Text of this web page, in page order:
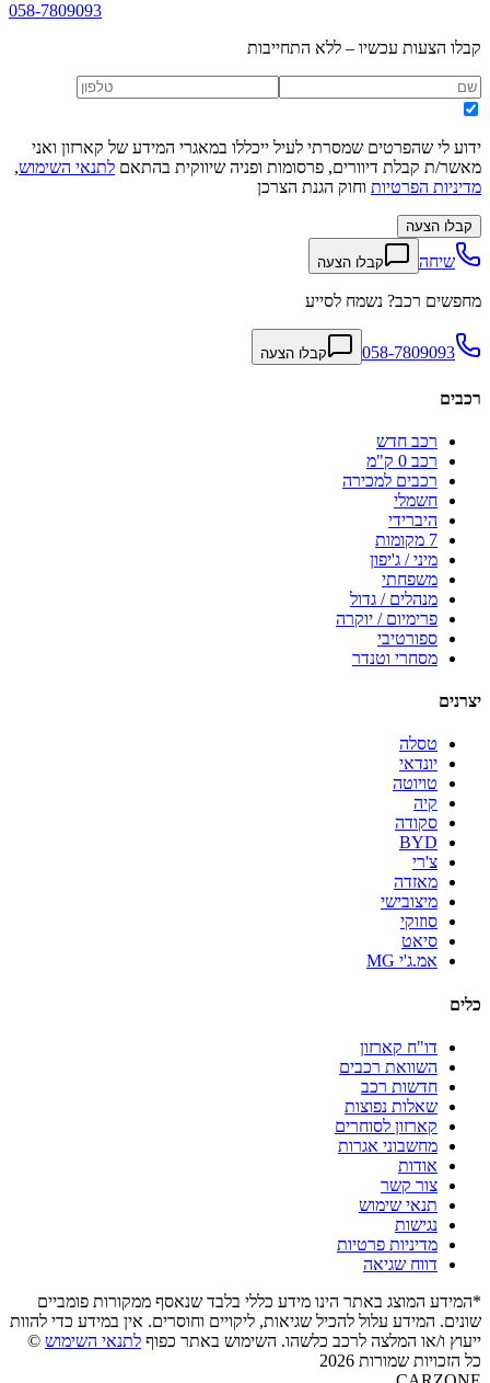
058-7809093
קבלו הצעות עכשיו – ללא התחייבות
ידוע לי שהפרטים שמסרתי לעיל ייכללו במאגרי המידע של קארזון ואני
מאשר/ת קבלת דיוורים, פרסומות ופניה שיווקית בהתאם לתנאי השימוש,
מדיניות הפרטיות וחוק הגנת הצרכן
קבלו הצעה
שיחה קבלו הצעה
מחפשים רכב? נשמח לסייע
058-7809093 קבלו הצעה
רכבים
רכב חדש
רכב 0 ק"מ
רכבים למכירה
חשמלי
היברידי
7 מקומות
מיני / ג'יפון
משפחתי
מנהלים / גדול
פרימיום / יוקרה
ספורטיבי
מסחרי וטנדר
יצרנים
טסלה
יונדאי
טויוטה
קיה
סקודה
BYD
צ'רי
מאזדה
מיצובישי
סוזוקי
סיאט
אמ.ג'י MG
כלים
דו"ח קארזון
השוואת רכבים
חדשות רכב
שאלות נפוצות
קארזון לסוחרים
מחשבוני אגרות
אודות
צור קשר
תנאי שימוש
נגישות
מדיניות פרטיות
דווח שגיאה
*המידע המוצג באתר הינו מידע כללי בלבד שנאסף ממקורות פומביים
שונים. המידע עלול להכיל שגיאות, ליקויים וחוסרים. אין במידע כדי להוות
ייעוץ ו/או המלצה לרכב כלשהו. השימוש באתר כפוף לתנאי השימוש ©
כל הזכויות שמורות 2026